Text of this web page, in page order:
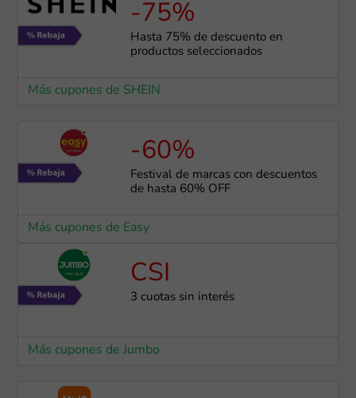
-75%
Hasta 75% de descuento en
productos seleccionados
Más cupones de SHEIN
-60%
Festival de marcas con descuentos
de hasta 60% OFF
Más cupones de Easy
CSI
3 cuotas sin interés
Más cupones de Jumbo